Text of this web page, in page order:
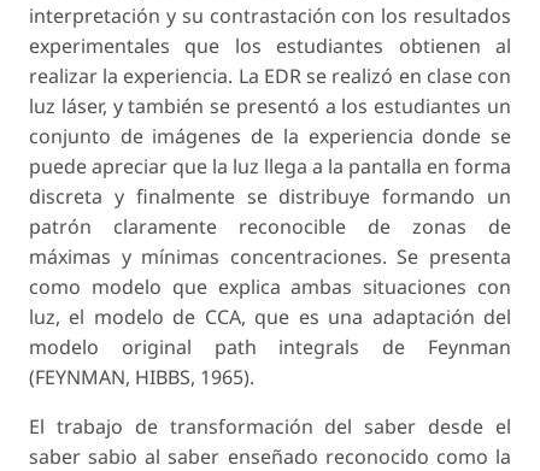
interpretación y su contrastación con los resultados
experimentales que los estudiantes obtienen al
realizar la experiencia. La EDR se realizó en clase con
luz láser, y también se presentó a los estudiantes un
conjunto de imágenes de la experiencia donde se
puede apreciar que la luz llega a la pantalla en forma
discreta y finalmente se distribuye formando un
patrón claramente reconocible de zonas de
máximas y mínimas concentraciones. Se presenta
como modelo que explica ambas situaciones con
luz, el modelo de CCA, que es una adaptación del
modelo original path integrals de Feynman
(FEYNMAN, HIBBS, 1965).
El trabajo de transformación del saber desde el
saber sabio al saber enseñado reconocido como la